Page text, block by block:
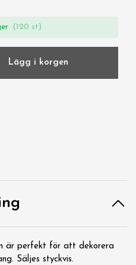
(120 st)
Lägg i korgen
är perfekt för att dekorera
Säljes styckvis.